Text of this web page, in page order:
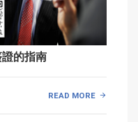
的指南
READ MORE